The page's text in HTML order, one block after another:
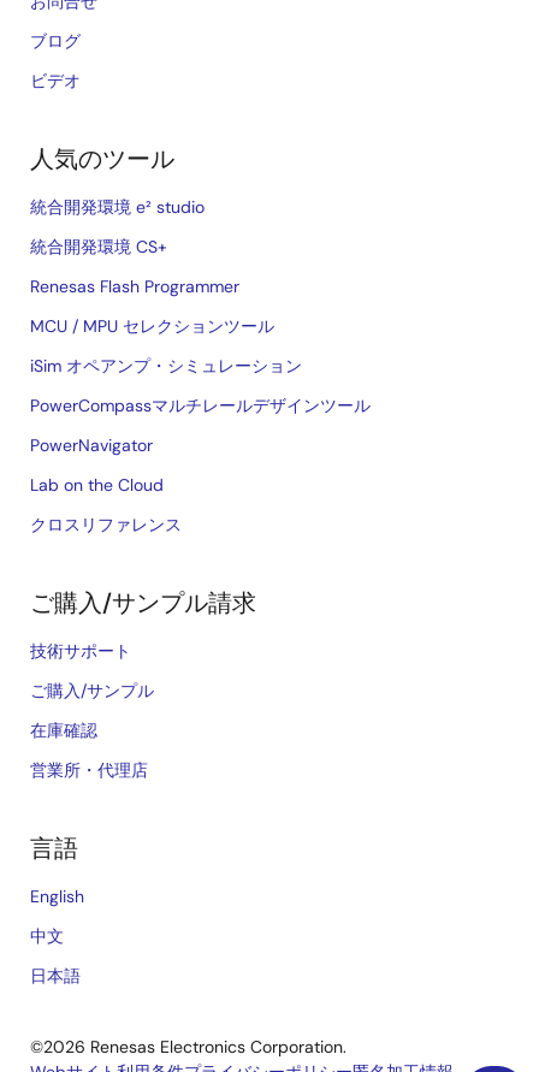
ブログ
ビデオ
人気のツール
統合開発環境 e² studio
統合開発環境 CS+
Renesas Flash Programmer
MCU / MPU セレクションツール
iSim オペアンプ・シミュレーション
PowerCompassマルチレールデザインツール
PowerNavigator
Lab on the Cloud
クロスリファレンス
ご購入/サンプル請求
技術サポート
ご購入/サンプル
在庫確認
営業所・代理店
言語
English
中文
日本語
©2026 Renesas Electronics Corporation.